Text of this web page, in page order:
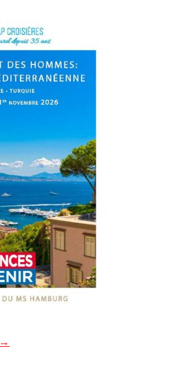
Une croisière volcanologique de Nice à
→